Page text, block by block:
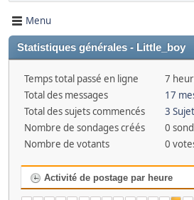
Menu
Statistiques générales - Little_boy
Temps total passé en ligne
7
Total des messages
17
Total des sujets commencés
3
Nombre de sondages créés
0
Nombre de votants
0
Activité de postage par heure